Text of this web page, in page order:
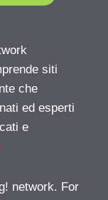
siti
che
ed esperti
e
network. For